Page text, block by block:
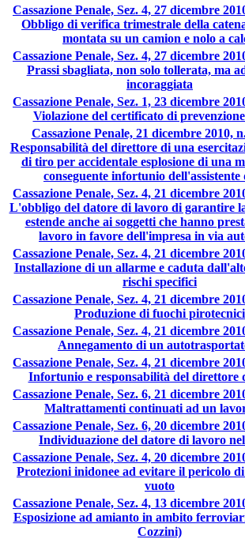
Cassazione Penale, Sez. 4, 27 dicembre
Obbligo di verifica trimestrale della
montata su un camion e nolo a
Cassazione Penale, Sez. 4, 27 dicembre
Prassi sbagliata, non solo tollerata, ma
incoraggiata
Cassazione Penale, Sez. 1, 23 dicembre
Violazione del certificato di
Cassazione Penale, 21 dicembre 2010,
Responsabilità del direttore di una
di tiro per accidentale esplosione di una
conseguente infortunio
Cassazione Penale, Sez. 4, 21 dicembre
L'obbligo del datore di lavoro di garantire
estende anche ai soggetti che hanno
lavoro in favore dell'impresa in via
Cassazione Penale, Sez. 4, 21 dicembre
Installazione di un allarme e caduta
rischi specifici
Cassazione Penale, Sez. 4, 21 dicembre
Produzione di fuochi pirotecnici
Cassazione Penale, Sez. 4, 21 dicembre
Annegamento di un
Cassazione Penale, Sez. 4, 21 dicembre
Infortunio e responsabilità del direttore
Cassazione Penale, Sez. 6, 21 dicembre
Maltrattamenti continuati ad un
Cassazione Penale, Sez. 6, 20 dicembre
Individuazione del datore di lavoro
Cassazione Penale, Sez. 4, 20 dicembre
Protezioni inidonee ad evitare il pericolo
vuoto
Cassazione Penale, Sez. 4, 13 dicembre
Esposizione ad amianto in ambito
Cozzini)